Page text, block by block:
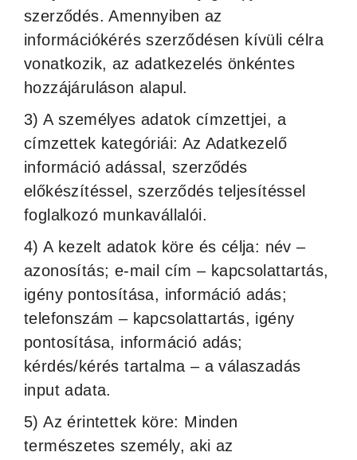
szerződés. Amennyiben az
információkérés szerződésen kívüli célra
vonatkozik, az adatkezelés önkéntes
hozzájáruláson alapul.
3) A személyes adatok címzettjei, a
címzettek kategóriái: Az Adatkezelő
információ adással, szerződés
előkészítéssel, szerződés teljesítéssel
foglalkozó munkavállalói.
4) A kezelt adatok köre és célja: név –
azonosítás; e-mail cím – kapcsolattartás,
igény pontosítása, információ adás;
telefonszám – kapcsolattartás, igény
pontosítása, információ adás;
kérdés/kérés tartalma – a válaszadás
input adata.
5) Az érintettek köre: Minden
természetes személy, aki az